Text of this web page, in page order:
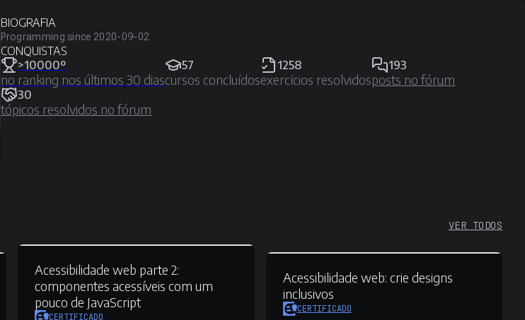
BIOGRAFIA
Programming since 2020-09-02
CONQUISTAS
>10000º
no ranking nos últimos 30 dias
57
cursos concluídos
1258
exercícios resolvidos
193
posts no fórum
30
tópicos resolvidos no fórum
VER TODOS
Acessibilidade web parte 2:
componentes acessíveis com um
pouco de JavaScript
CERTIFICADO
Acessibilidade web: crie designs
inclusivos
CERTIFICADO